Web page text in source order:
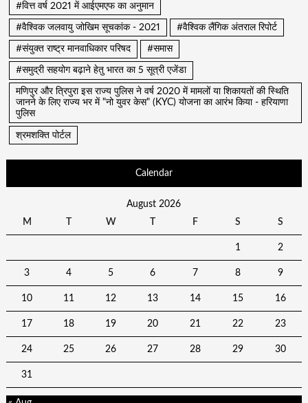
#वित्त वर्ष 2021 में आईएमएफ का अनुमान
#वैश्विक जलवायु जोखिम सूचकांक - 2021 #वैश्विक लैंगिक अंतराल रिपोर्ट
#संयुक्त राष्ट्र मानवाधिकार परिषद #समास
#समुद्री सहयोग बढ़ाने हेतु भारत का 5 सूत्री एजेंडा
मणिपुर और त्रिपुरा इस राज्य पुलिस ने वर्ष 2020 में मामलों या शिकायतों की स्थिति
जानने के लिए राज्य भर में "नो युवर केस" (KYC) योजना का आरंभ किया - हरियाणा
पुलिस
श्रमशक्ति पोर्टल
Calendar
August 2026
M
W F S S
1 2
3 4 5 6 7 8 9
10 11 12 13 14 15 16
17 18 19 20 21 22 23
24 25 26 27 28 29 30
31